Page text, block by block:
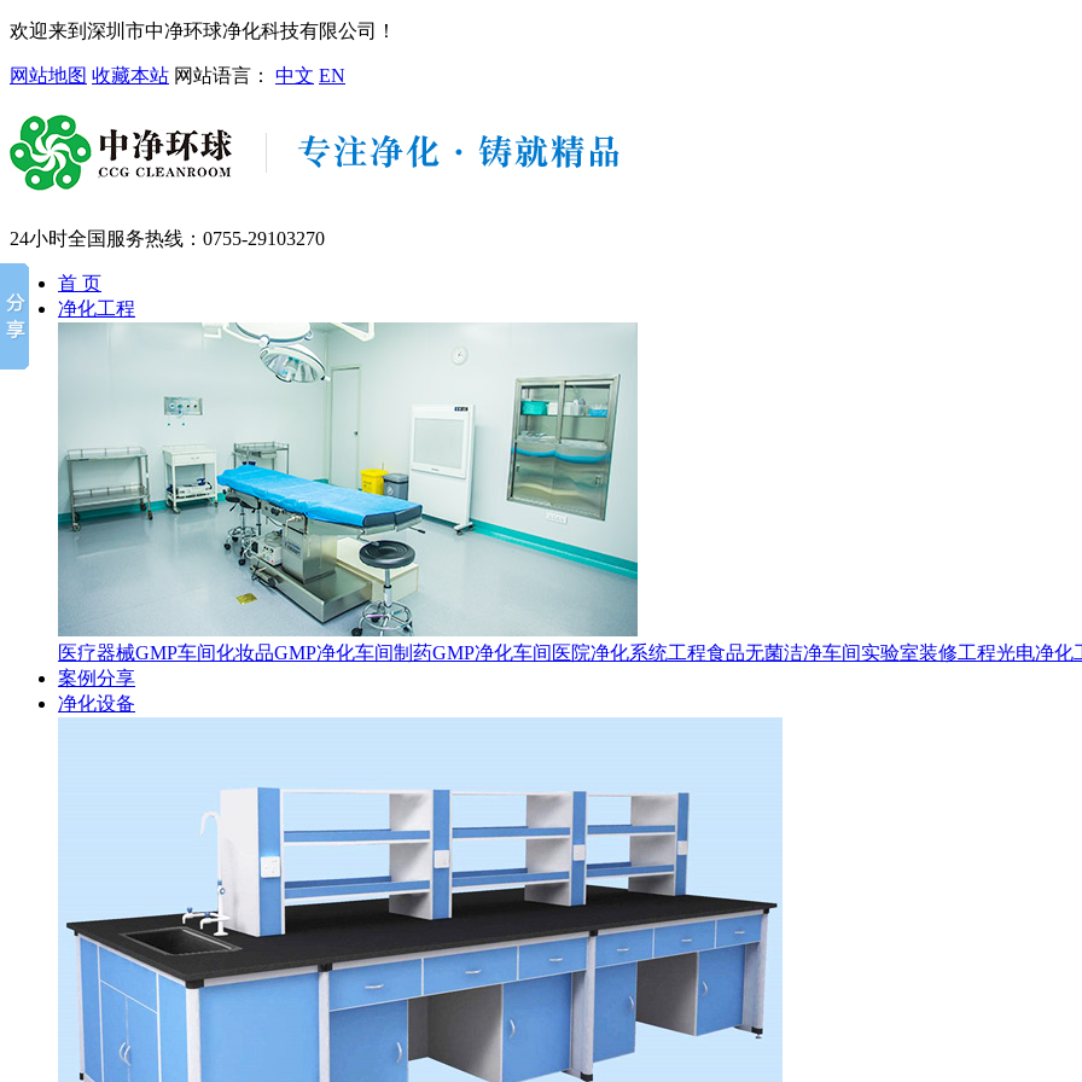
欢迎来到深圳市中净环球净化科技有限公司！
网站地图 收藏本站 网站语言： 中文 EN
24小时全国服务热线： 0755-29103270
首 页
净化工程
医疗器械GMP车间化妆品GMP净化车间制药GMP净化车间 医院净化系统工程食品无菌洁净车间实验室装修工程光电净化
案例分享
净化设备